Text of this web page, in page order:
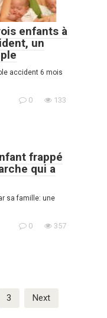
enfants à
un
accident 6 mois
0 133
frappé
qui a
sa famille: une
0 357
3 Next